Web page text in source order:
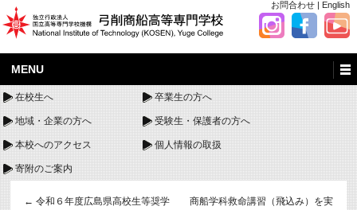
お問合わせ | English
MENU
在校生へ 卒業生の方へ
地域・企業の方へ 受験生・保護者の方へ
本校へのアクセス 個人情報の取扱
寄附のご案内
← 令和６年度広島県高校生等奨学 商船学科救命講習（飛込み）を実